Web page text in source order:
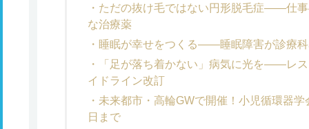
ただの抜け毛ではない円形脱毛症――仕
な治療薬
睡眠が幸せをつくる――睡眠障害が診療
「足が落ち着かない」病気に光を――レ
イドライン改訂
未来都市・高輪GWで開催！小児循環器
日まで